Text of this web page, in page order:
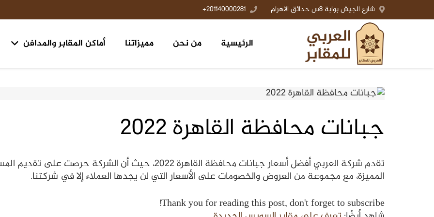
شارع الجيش بوابة 8س حدائق الاهرام 201140000281+
الرئيسية من نحن مميزاتنا أماكن المقابر والمدافن
جبانات محافظة القاهرة 2022
تقدم شركة العربي أفضل أسعار جبانات محافظة القاهرة 2022، حيث
المميزة، مع مجموعة من العروض والخصومات على الأسعار التي لن يجدها العملاء إلا في شركتنا.
Thank you for reading this post, don't forget to subscribe!